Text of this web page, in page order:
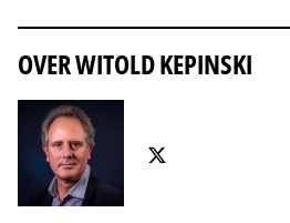
OVER WITOLD KEPINSKI